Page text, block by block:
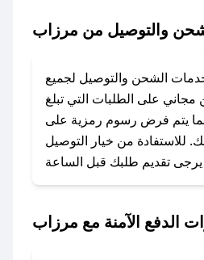
يمكنك العثور بسهولة على
أو البريد الإلكتروني لإضافته
بسرعة.
### كيفية استخدام كود خصم مرزاب؟
1. انسخ كود الخصم من تطبيق صحصح.
2. الصقه في خانة الدفع عند التسوق من مرزاب.
### ماذا أفعل إذا لم يعمل كود الخصم؟
والتوصيل من مرزاب
الشحن والتوصيل لجميع
مجاني على الطلبات التي تبلغ
يتم فرض رسوم رمزية على
للاستفادة من خيار التوصيل
الدفع الآمنة مع مرزاب